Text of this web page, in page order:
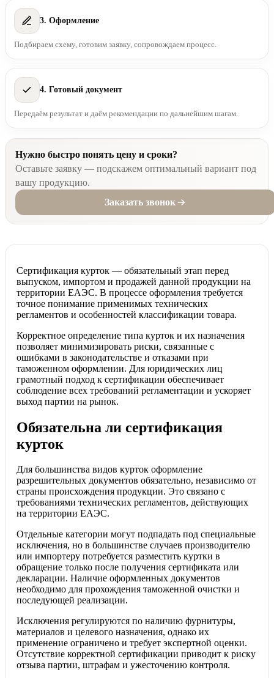
3. Оформление
Подбираем схему, готовим заявку, сопровождаем процесс.
4. Готовый документ
Передаём результат и даём рекомендации по дальнейшим шагам.
Нужно быстро понять цену и сроки?
Оставьте заявку — подскажем оптимальный вариант под
вашу продукцию.
Заказать звонок
Сертификация курток — обязательный этап перед
выпуском, импортом и продажей данной продукции на
территории ЕАЭС. В процессе оформления требуется
точное понимание применимых технических
регламентов и особенностей классификации товара.
Корректное определение типа курток и их назначения
позволяет минимизировать риски, связанные с
ошибками в законодательстве и отказами при
таможенном оформлении. Для юридических лиц
грамотный подход к сертификации обеспечивает
соблюдение всех требований регламентации и ускоряет
выход партии на рынок.
Обязательна ли сертификация
курток
Для большинства видов курток оформление
разрешительных документов обязательно, независимо от
страны происхождения продукции. Это связано с
требованиями технических регламентов, действующих
на территории ЕАЭС.
Отдельные категории могут подпадать под специальные
исключения, но в большинстве случаев производителю
или импортеру потребуется разместить куртки в
обращение только после получения сертификата или
декларации. Наличие оформленных документов
необходимо для прохождения таможенной очистки и
последующей реализации.
Исключения регулируются по наличию фурнитуры,
материалов и целевого назначения, однако их
применение ограничено и требует экспертной оценки.
Отсутствие корректной сертификации приводит к риску
отзыва партии, штрафам и ужесточению контроля.